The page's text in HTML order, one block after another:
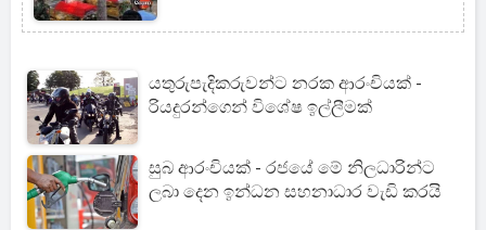
යතුරුපැදිකරුවන්ට නරක ආරංචියක් -
රියදුරන්ගෙන් විශේෂ ඉල්ලීමක්
සුබ ආරංචියක් - රජයේ මේ නිලධාරින්ට
ලබා දෙන ඉන්ධන සහනාධාර වැඩි කරයි